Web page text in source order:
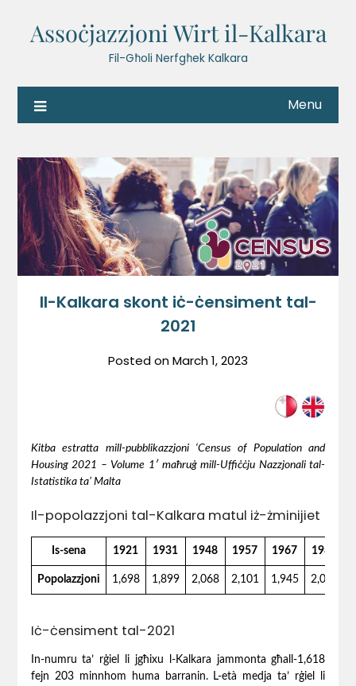
Assoċjazzjoni Wirt il-Kalkara
Fil-Għoli Nerfgħek Kalkara
Menu
Il-Kalkara skont iċ-ċensiment tal-
2021
Posted onMarch 1, 2023
Kitba estratta mill-pubblikazzjoni ‘Census of Population and
Housing 2021 – Volume 1′ maħruġ mill-Uffiċċju Nazzjonali tal-
Istatistika ta’ Malta
Il-popolazzjoni tal-Kalkara matul iż-żminijiet
Is-sena 1921 1931 1948 1957 1967 1985
Popolazzjoni 1,698 1,899 2,068 2,101 1,945 2,086
Iċ-ċensiment tal-2021
In-numru ta’ rġiel li jgħixu l-Kalkara jammonta għall-1,618
fejn 203 minnhom huma barranin. L-età medja ta’ rġiel li